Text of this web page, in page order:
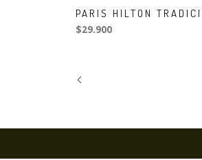
PARIS HILTON
$29.900